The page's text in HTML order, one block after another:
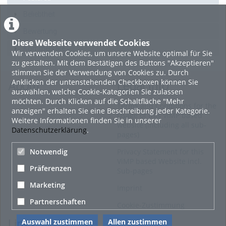
Diese Webseite verwendet Cookies
Wir verwenden Cookies, um unsere Website optimal für Sie
zu gestalten. Mit dem Bestätigen des Buttons "Akzeptieren"
stimmen Sie der Verwendung von Cookies zu. Durch
Anklicken der untenstehenden Checkboxen können Sie
auswählen, welche Cookie-Kategorien Sie zulassen
möchten. Durch Klicken auf die Schaltfläche "Mehr
anzeigen" erhalten Sie eine Beschreibung jeder Kategorie.
Weitere Informationen finden Sie in unserer
Datenschutzerklärung.
Notwendig
Präferenzen
Marketing
Partnerschaften
Auswahl zustimmen Allen zustimmen
Kommentare
About Legal Info
Terms and Conditions for the
Usage of this ViMP based
website (including all sub-